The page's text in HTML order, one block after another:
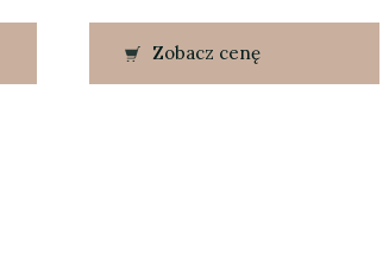
Zobacz cenę